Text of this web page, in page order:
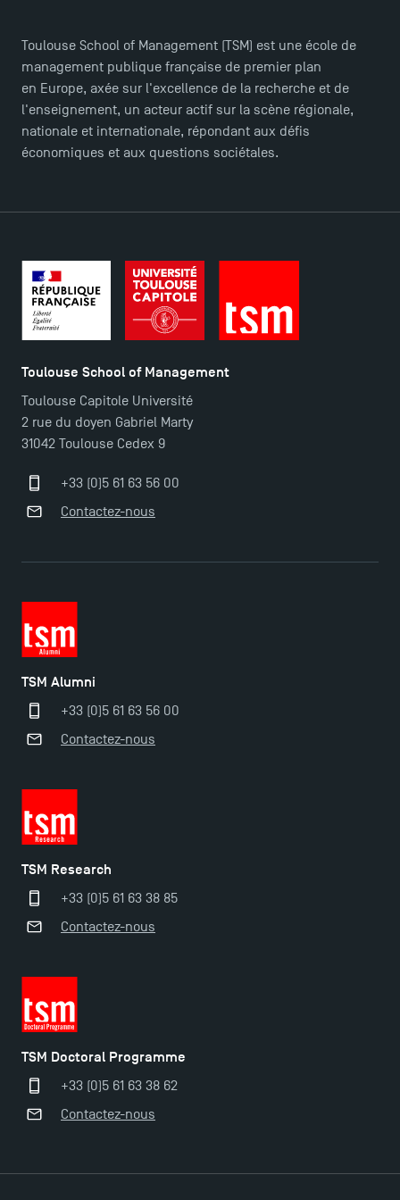
2025 !
Toulouse School of Management (TSM) est une école de
management publique française de premier plan
en Europe, axée sur l'excellence de la recherche et de
l'enseignement, un acteur actif sur la scène régionale,
nationale et internationale, répondant aux défis
économiques et aux questions sociétales.
Toulouse School of Management
Toulouse Capitole Université
2 rue du doyen Gabriel Marty
31042 Toulouse Cedex 9
+33 (0)5 61 63 56 00
Contactez-nous
TSM Alumni
+33 (0)5 61 63 56 00
Contactez-nous
TSM Research
+33 (0)5 61 63 38 85
Contactez-nous
TSM Doctoral Programme
+33 (0)5 61 63 38 62
Contactez-nous